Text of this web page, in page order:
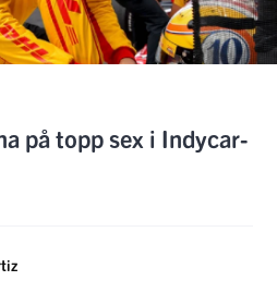
på topp sex i Indycar-